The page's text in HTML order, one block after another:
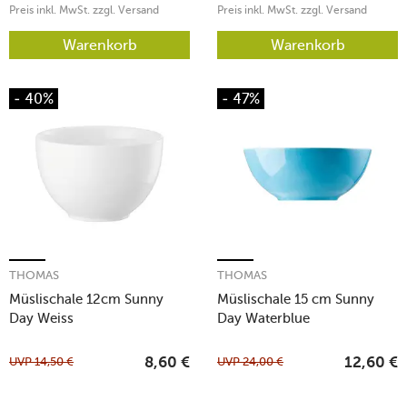
Preis inkl. MwSt. zzgl. Versand
Warenkorb
Preis inkl. MwSt. zzgl. Versand
Warenkorb
- 40%
Müslischale 12cm Sunny
Day Weiss
THOMAS
UVP14,50 € 8,60 €
- 47%
Müslischale 15 cm Sunny
Day Waterblue
THOMAS
UVP24,00 € 12,60 €